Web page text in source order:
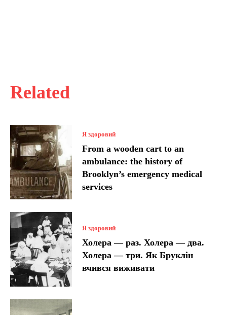
Related
Я здоровий
From a wooden cart to an
ambulance: the history of
Brooklyn’s emergency medical
services
Я здоровий
Холера — раз. Холера — два.
Холера — три. Як Бруклін
вчився виживати